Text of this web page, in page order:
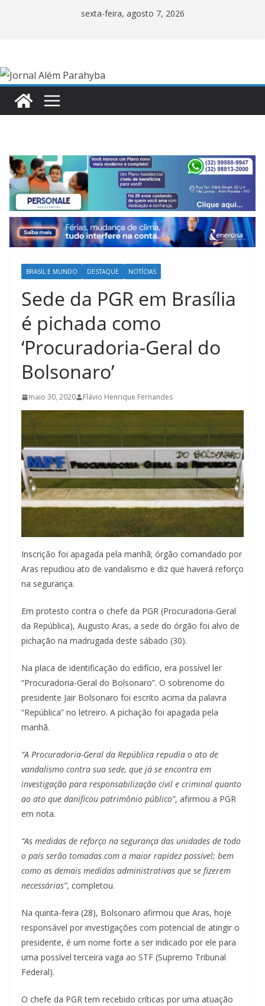
sexta-feira, agosto 7, 2026
BRASIL E MUNDO DESTAQUE NOTÍCIAS
Sede da PGR em Brasília
é pichada como
‘Procuradoria-Geral do
Bolsonaro’
maio 30, 2020 Flávio Henrique Fernandes
Inscrição foi apagada pela manhã; órgão comandado por
Aras repudiou ato de vandalismo e diz que haverá reforço
na segurança.
Em protesto contra o chefe da PGR (Procuradoria-Geral
da República), Augusto Aras, a sede do órgão foi alvo de
pichação na madrugada deste sábado (30).
Na placa de identificação do edifício, era possível ler
“Procuradoria-Geral do Bolsonaro”. O sobrenome do
presidente Jair Bolsonaro foi escrito acima da palavra
“República” no letreiro. A pichação foi apagada pela
manhã.
“A Procuradoria-Geral da República repudia o ato de
vandalismo contra sua sede, que já se encontra em
investigação para responsabilização civil e criminal quanto
ao ato que danificou patrimônio público”, afirmou a PGR
em nota.
“As medidas de reforço na segurança das unidades de todo
o país serão tomadas com a maior rapidez possível; bem
como as demais medidas administrativas que se fizerem
necessárias”, completou.
Na quinta-feira (28), Bolsonaro afirmou que Aras, hoje
responsável por investigações com potencial de atingir o
presidente, é um nome forte a ser indicado por ele para
uma possível terceira vaga ao STF (Supremo Tribunal
Federal).
O chefe da PGR tem recebido críticas por uma atuação